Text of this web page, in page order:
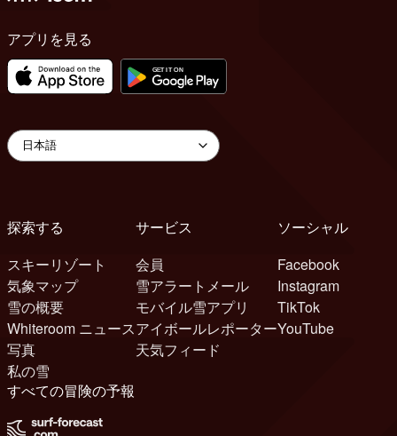
アプリを見る
探索する
スキーリゾート
気象マップ
雪の概要
Whiteroom ニュース
写真
私の雪
サービス
会員
雪アラートメール
モバイル雪アプリ
アイボールレポーター
天気フィード
ソーシャル
Facebook
Instagram
TikTok
YouTube
すべての冒険の予報